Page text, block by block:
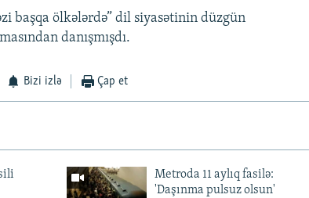
başqa ölkələrdə” dil siyasətinin düzgün
danışmışdı.
Bizi izlə Çap et
Metroda 11 aylıq fasilə:
'Daşınma pulsuz olsun'